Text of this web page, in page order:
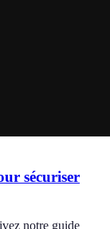
sécuriser
notre guide